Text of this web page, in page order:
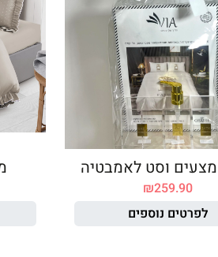
וסט לאמבטיה
₪259.90
לפרטים נוספים